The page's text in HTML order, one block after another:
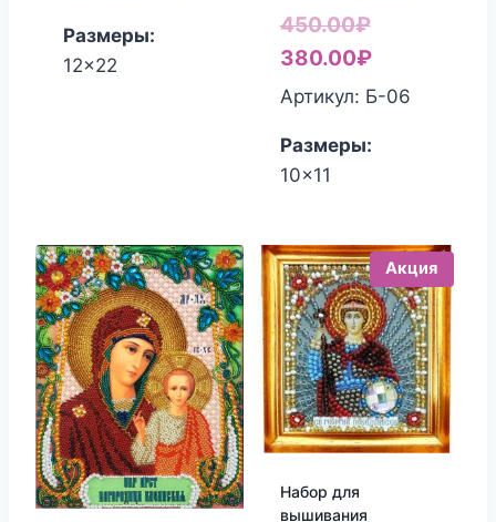
Размеры:
12x22
450.00₽
цена
составляла
380.00₽Текущая
цена:
Артикул: Б-06
Размеры:
10x11
Акция
Набор для
вышивания